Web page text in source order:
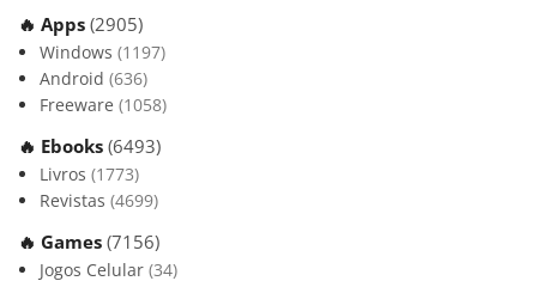
🔥 Apps (2905)
Windows (1197)
Android (636)
Freeware (1058)
🔥 Ebooks (6493)
Livros (1773)
Revistas (4699)
🔥 Games (7156)
Jogos Celular (34)